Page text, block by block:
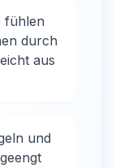
fühlen
durch
aus
und